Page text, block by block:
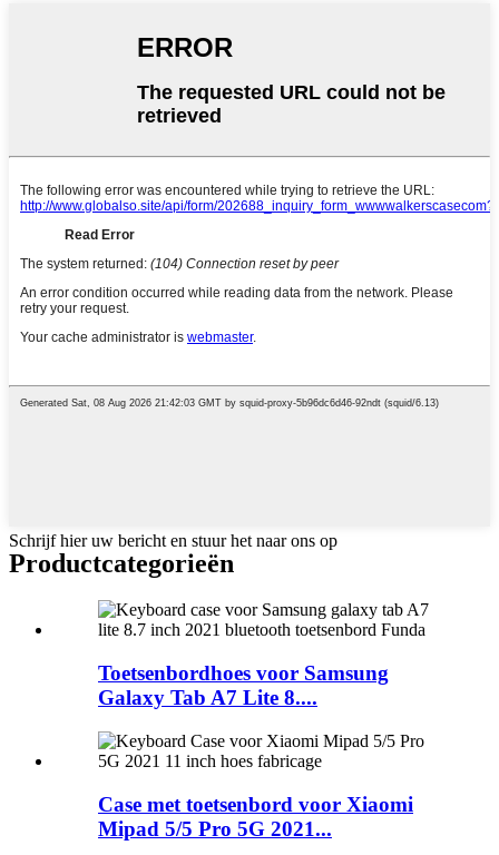
Schrijf hier uw bericht en stuur het naar ons op
Productcategorieën
Toetsenbordhoes voor Samsung
Galaxy Tab A7 Lite 8....
Case met toetsenbord voor Xiaomi
Mipad 5/5 Pro 5G 2021...